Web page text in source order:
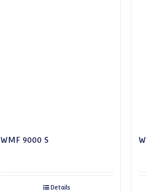
WMF 9000 S
Details